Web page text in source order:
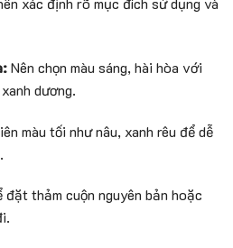
Nên chọn màu sáng, hài hòa với
dương.
màu tối như nâu, xanh rêu để dễ
đặt thảm cuộn nguyên bản hoặc